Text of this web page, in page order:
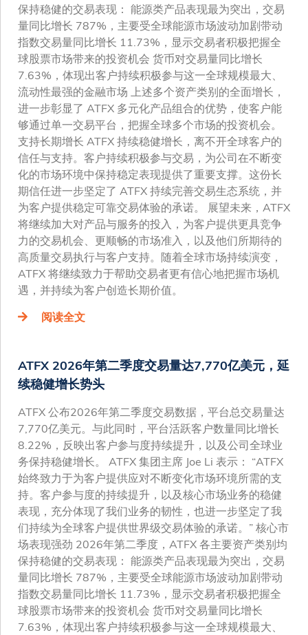
保持稳健的交易表现： 能源类产品表现最为突出，交易
量同比增长 787%，主要受全球能源市场波动加剧带动
指数交易量同比增长 11.73%，显示交易者积极把握全
球股票市场带来的投资机会 货币对交易量同比增长
7.63%，体现出客户持续积极参与这一全球规模最大、
流动性最强的金融市场 上述多个资产类别的全面增长，
进一步彰显了 ATFX 多元化产品组合的优势，使客户能
够通过单一交易平台，把握全球多个市场的投资机会。
支持长期增长 ATFX 持续稳健增长，离不开全球客户的
信任与支持。客户持续积极参与交易，为公司在不断变
化的市场环境中保持稳定表现提供了重要支撑。这份长
期信任进一步坚定了 ATFX 持续完善交易生态系统，并
为客户提供稳定可靠交易体验的承诺。 展望未来，ATFX
将继续加大对产品与服务的投入，为客户提供更具竞争
力的交易机会、更顺畅的市场准入，以及他们所期待的
高质量交易执行与客户支持。随着全球市场持续演变，
ATFX 将继续致力于帮助交易者更有信心地把握市场机
遇，并持续为客户创造长期价值。
阅读全文
ATFX 2026年第二季度交易量达7,770亿美元，延
续稳健增长势头
ATFX 公布2026年第二季度交易数据，平台总交易量达
7,770亿美元。与此同时，平台活跃客户数量同比增长
8.22%，反映出客户参与度持续提升，以及公司全球业
务保持稳健增长。 ATFX 集团主席 Joe Li 表示： “ATFX
始终致力于为客户提供应对不断变化市场环境所需的支
持。客户参与度的持续提升，以及核心市场业务的稳健
表现，充分体现了我们业务的韧性，也进一步坚定了我
们持续为全球客户提供世界级交易体验的承诺。” 核心市
场表现强劲 2026年第二季度，ATFX 各主要资产类别均
保持稳健的交易表现： 能源类产品表现最为突出，交易
量同比增长 787%，主要受全球能源市场波动加剧带动
指数交易量同比增长 11.73%，显示交易者积极把握全
球股票市场带来的投资机会 货币对交易量同比增长
7.63%，体现出客户持续积极参与这一全球规模最大、